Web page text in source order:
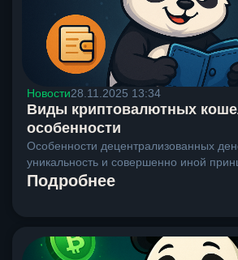
Новости28.11.2025 13:34
Виды криптовалютных
особенности
Особенности децентрализованных
уникальность и совершенно иной
Подробнее